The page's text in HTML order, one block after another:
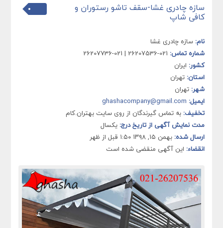
سازه چادری غشا-سقف تاشو رستوران و
کافی شاپ
نام: سازه چادری غشا
شماره تماس:
کشور: ایران
استان: تهران
شهر: تهران
ایمیل: ghashacompany@gmail.com
تخفیف: به تماس گیرندگان از روی سایت بهتران.کام
مدت نمایش آگهی از تاریخ درج: یکسال
ارسال شده: بهمن ۱۵, ۱۳۹۸ ۱:۵۰ قبل از ظهر
انقضاء: این آگهی منقضی شده است